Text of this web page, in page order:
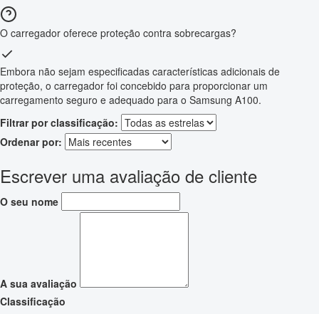
O carregador oferece proteção contra sobrecargas?
Embora não sejam especificadas características adicionais de
proteção, o carregador foi concebido para proporcionar um
carregamento seguro e adequado para o Samsung A100.
Filtrar por classificação:
Ordenar por:
Escrever uma avaliação de cliente
O seu nome
A sua avaliação
Classificação